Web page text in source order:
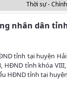
Thời sự -
nhân dân
tỉnh tại huyện
tỉnh khóa
HĐND tỉnh tại